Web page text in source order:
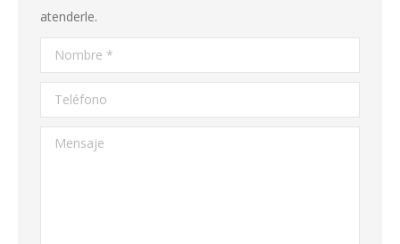
atenderle.
Nombre *
Teléfono
Mensaje